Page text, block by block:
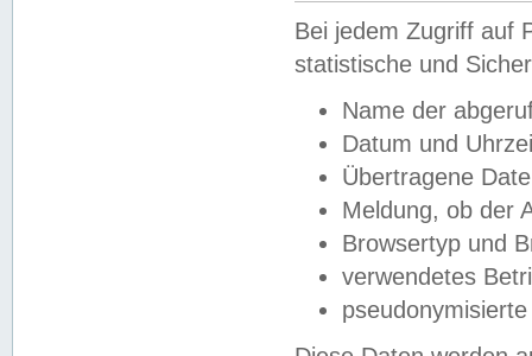
Bei jedem Zugriff auf
statistische und
Name der
Datum und
Übertragene
Meldung, ob der
Browsertyp und
verwendetes